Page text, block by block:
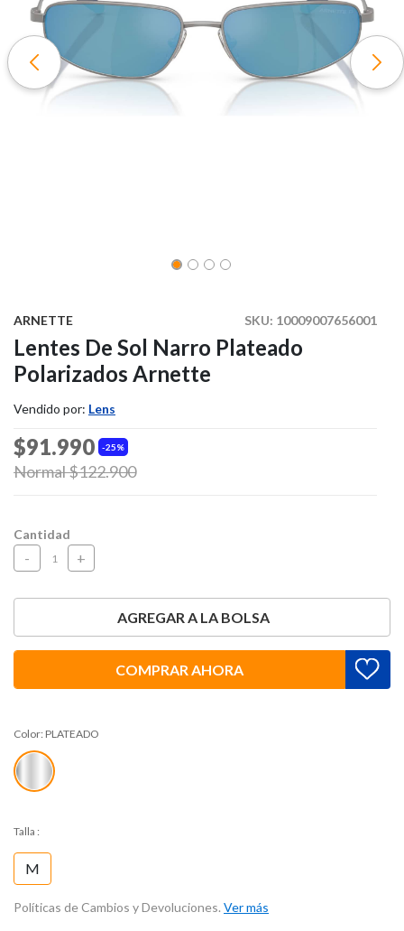
SKU: 10009007656001
ARNETTE
Lentes De Sol Narro Plateado
Polarizados Arnette
Vendido por: Lens
25%
$91.990
Price reduced from
Normal $122.900to
Cantidad
- +
AGREGAR A LA BOLSA
COMPRAR AHORA
Color: PLATEADO
Talla :
M
Políticas de Cambios y Devoluciones. Ver más